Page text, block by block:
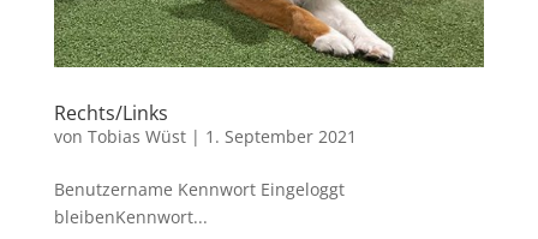
Rechts/Links
von Tobias Wüst| 1. September 2021
Benutzername Kennwort Eingeloggt
bleibenKennwort...